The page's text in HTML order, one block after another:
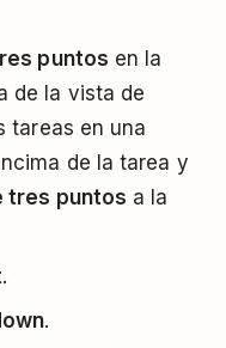
puntos en la
de la vista de
tareas en una
de la tarea y
tres puntos a la
.
.